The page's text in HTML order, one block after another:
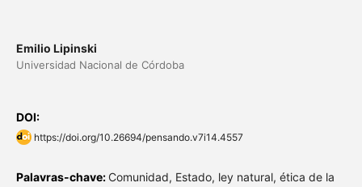
Emilio Lipinski
Universidad Nacional de Córdoba
DOI:
https://doi.org/10.26694/pensando.v7i14.4557
Palavras-chave: Comunidad, Estado, ley natural, ética de la